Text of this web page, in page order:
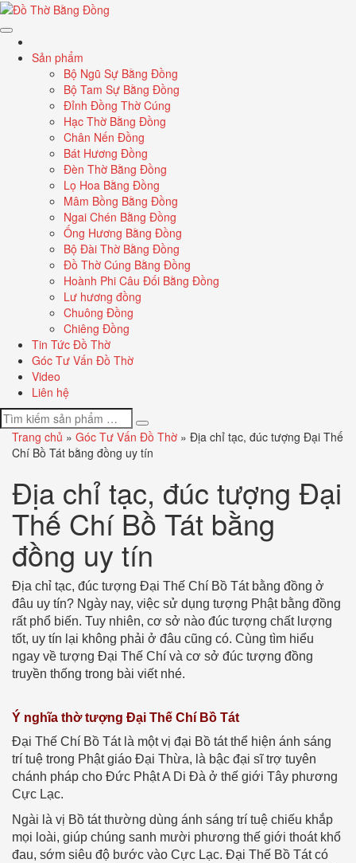
Sản phẩm
Bộ Ngũ Sự Bằng Đồng
Bộ Tam Sự Bằng Đồng
Đỉnh Đồng Thờ Cúng
Hạc Thờ Bằng Đồng
Chân Nến Đồng
Bát Hương Đồng
Đèn Thờ Bằng Đồng
Lọ Hoa Bằng Đồng
Mâm Bồng Bằng Đồng
Ngai Chén Bằng Đồng
Ống Hương Bằng Đồng
Bộ Đài Thờ Bằng Đồng
Đồ Thờ Cúng Bằng Đồng
Hoành Phi Câu Đối Bằng Đồng
Lư hương đồng
Chuông Đồng
Chiêng Đồng
Tin Tức Đồ Thờ
Góc Tư Vấn Đồ Thờ
Video
Liên hệ
Trang chủ » Góc Tư Vấn Đồ Thờ » Địa chỉ tạc, đúc tượng Đại Thế
Chí Bồ Tát bằng đồng uy tín
Địa chỉ tạc, đúc tượng Đại
Thế Chí Bồ Tát bằng
đồng uy tín
Địa chỉ tạc, đúc tượng Đại Thế Chí Bồ Tát bằng đồng ở
đâu uy tín? Ngày nay, việc sử dụng tượng Phật bằng đồng
rất phổ biến. Tuy nhiên, cơ sở nào đúc tượng chất lượng
tốt, uy tín lại không phải ở đâu cũng có. Cùng tìm hiểu
ngay về tượng Đại Thế Chí và cơ sở đúc tượng đồng
truyền thống trong bài viết nhé.
Ý nghĩa thờ tượng Đại Thế Chí Bồ Tát
Đại Thế Chí Bồ Tát là một vị đại Bồ tát thể hiện ánh sáng
trí tuệ trong Phật giáo Đại Thừa, là bậc đại sĩ trợ tuyên
chánh pháp cho Đức Phật A Di Đà ở thế giới Tây phương
Cực Lạc.
Ngài là vị Bồ tát thường dùng ánh sáng trí tuệ chiếu khắp
mọi loài, giúp chúng sanh mười phương thế giới thoát khổ
đau, sớm siêu độ bước vào Cực Lạc. Đại Thế Bồ Tát có